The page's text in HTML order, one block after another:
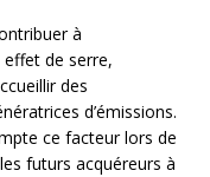
à
effet de serre,
des
d’émissions.
ce facteur lors de
futurs acquéreurs à